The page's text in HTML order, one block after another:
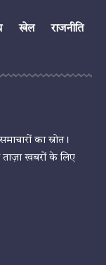
खेल
राजनीति
का स्रोत।
खबरों के लिए